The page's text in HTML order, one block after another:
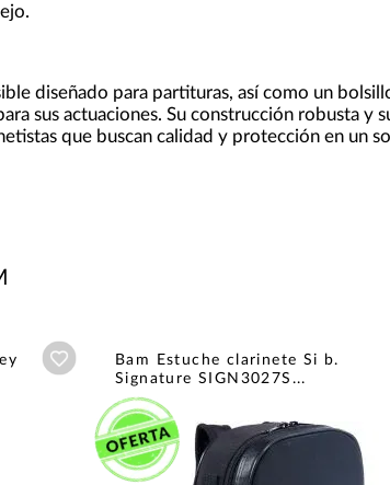
diseñado para partituras, así como un
sus actuaciones. Su construcción robusta y
que buscan calidad y protección en un
Añadir a wishlist
Bam Estuche clarinete Si b.
Signature SIGN3027S...